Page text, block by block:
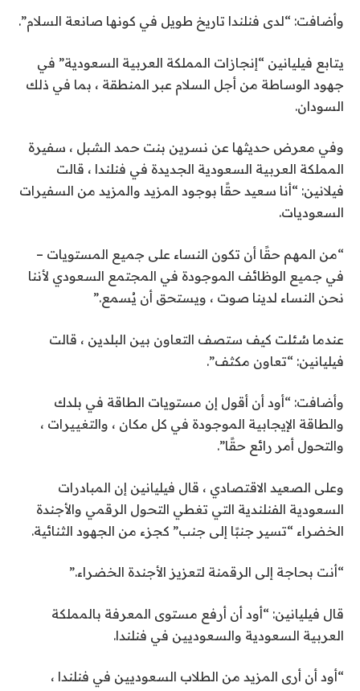
وأضافت: “لدى فنلندا تاريخ طويل في كونها صانعة السلام”.
يتابع فيليانين “إنجازات المملكة العربية السعودية” في
جهود الوساطة من أجل السلام عبر المنطقة ، بما في ذلك
السودان.
وفي معرض حديثها عن نسرين بنت حمد الشبل ، سفيرة
المملكة العربية السعودية الجديدة في فنلندا ، قالت
فيلانين: “أنا سعيد حقًا بوجود المزيد والمزيد من السفيرات
السعوديات.
“من المهم حقًا أن تكون النساء على جميع المستويات –
في جميع الوظائف الموجودة في المجتمع السعودي لأننا
نحن النساء لدينا صوت ، ويستحق أن يُسمع.”
عندما سُئلت كيف ستصف التعاون بين البلدين ، قالت
فيليانين: “تعاون مكثف”.
وأضافت: “أود أن أقول إن مستويات الطاقة في بلدك
والطاقة الإيجابية الموجودة في كل مكان ، والتغييرات ،
والتحول أمر رائع حقًا”.
وعلى الصعيد الاقتصادي ، قال فيليانين إن المبادرات
السعودية الفنلندية التي تغطي التحول الرقمي والأجندة
الخضراء “تسير جنبًا إلى جنب” كجزء من الجهود الثنائية.
“أنت بحاجة إلى الرقمنة لتعزيز الأجندة الخضراء.”
قال فيليانين: “أود أن أرفع مستوى المعرفة بالمملكة
العربية السعودية والسعوديين في فنلندا.
“أود أن أرى المزيد من الطلاب السعوديين في فنلندا ،